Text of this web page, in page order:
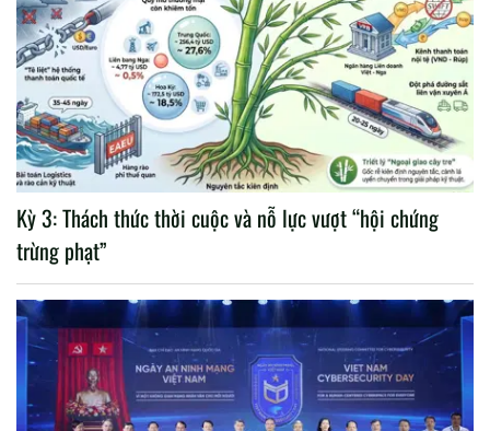
Kỳ 3: Thách thức thời cuộc và nỗ lực vượt “hội chứng
trừng phạt”